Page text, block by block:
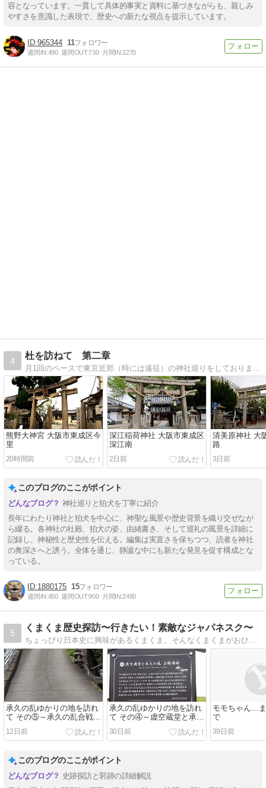
容となっています。一貫して具体的事実と資料に基づきながらも、親しみ
やすさを意識した表現で、歴史への新たな視点を提示しています。
965344 11
週間IN:490 週間OUT:730 月間IN:2270
4
杜を訪ねて 第二章
熊野大神宮 大阪市東成区今
里
20時間前
深江稲荷神社 大阪市東成区
深江南
2日前
清美原神社 大
路
3日前
このブログのここがポイント
神社巡りと狛犬を丁寧に紹介
長年にわたり神社と狛犬を中心に、神聖な風景や歴史背景を織り交ぜなが
ら綴る。各神社の社殿、狛犬の姿、由緒書き、そして巡礼の風景を詳細に
記録し、神秘性と歴史性を伝える。編集は実直さを保ちつつ、読者を神社
の奥深さへと誘う。全体を通じ、静謐な中にも新たな発見を促す構成とな
っている。
1880175 15
週間IN:450 週間OUT:900 月間IN:2490
5
くまくま歴史探訪〜行きたい！素敵なジャパネスク〜
ちょっぴり日本史に興味があるくまくま。そんなくまくまがおひとりさまで各地の史跡を訪れ、その場所の歴史に想いを馳せて、自由気ままに感じたことを綴っているブログです。
承久の乱ゆかりの地を訪れ
て その⑤～承久の乱合戦供
養塔(前編）～
12日前
承久の乱ゆかりの地を訪れ
て その④～虚空蔵堂と承久
の乱 古戦場跡～
30日前
モモちゃん…
で
39日前
このブログのここがポイント
史跡探訪と郭跡の詳細解説